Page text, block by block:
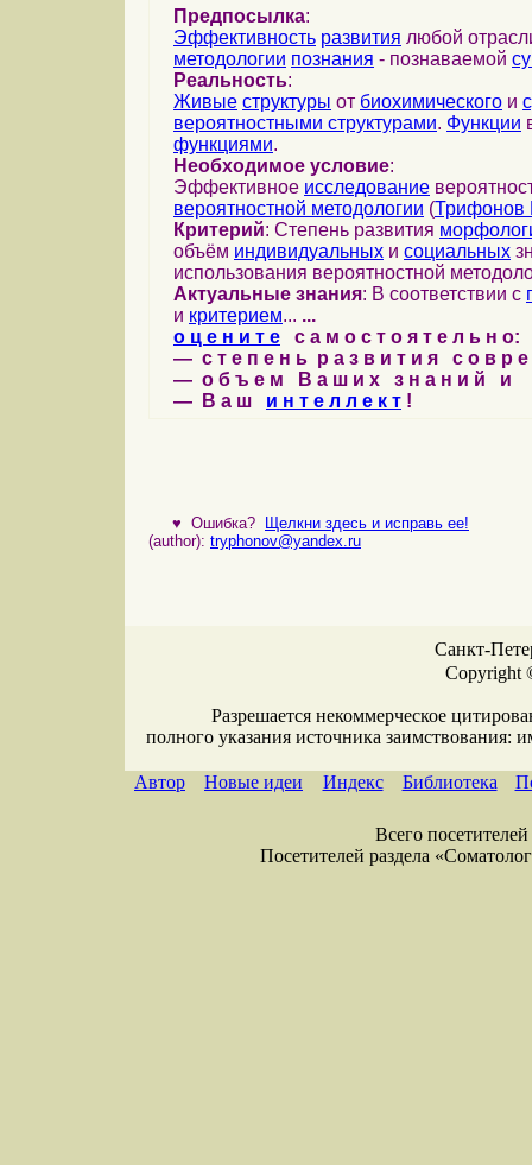
Предпосылка:
Эффективность развития любой
методологии познания - познаваемой
Реальность:
Живые структуры от биохимического и
вероятностными структурами. Функции
функциями.
Необходимое условие:
Эффективное исследование
вероятностной методологии (Трифонов
Критерий: Степень развития
объём индивидуальных и социальных
использования вероятностной
Актуальные знания: В соответствии с
и критерием... ...
о ц е н и т е с а м о с т о я т е л ь н о:
— с т е п е н ь р а з в и т и я с о в р
— о б ъ е м В а ш и х з н а н и й и
— В а ш и н т е л л е к т !
♥ Ошибка?
Щелкни здесь и исправь ее!
(author): tryphonov@yandex.ru
Санкт-
Copyright
Разрешается некоммерческое
полного указания источника заимствования:
Автор Новые идеи Индекс Библиотека
Всего
Посетителей раздела